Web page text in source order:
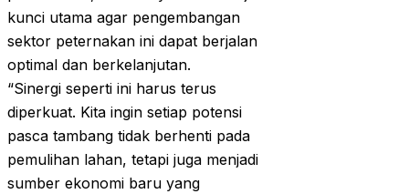
kunci utama agar pengembangan
sektor peternakan ini dapat berjalan
optimal dan berkelanjutan.
“Sinergi seperti ini harus terus
diperkuat. Kita ingin setiap potensi
pasca tambang tidak berhenti pada
pemulihan lahan, tetapi juga menjadi
sumber ekonomi baru yang